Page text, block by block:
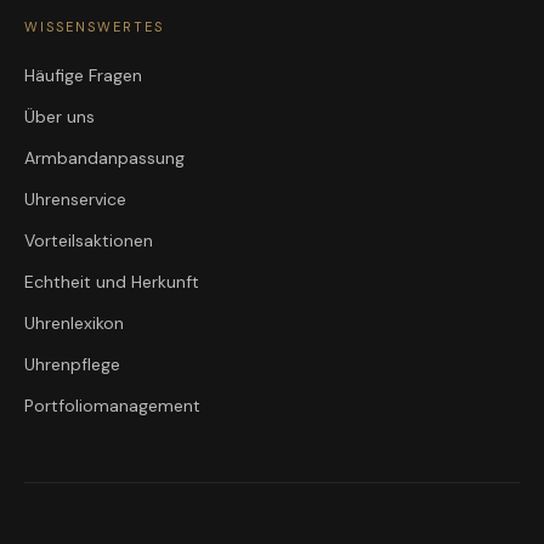
WISSENSWERTES
Häufige Fragen
Über uns
Armbandanpassung
Uhrenservice
Vorteilsaktionen
Echtheit und Herkunft
Uhrenlexikon
Uhrenpflege
Portfoliomanagement